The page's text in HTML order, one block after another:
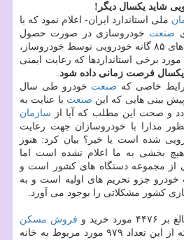
ملی استاندارد ایران- اعلام نمود كه با
صنعت خودروسازی در صورت حصول
اطمینان از رعایت استانداردهای ۸۵ گانه خودرویی توسط خودروساز،
برخی استانداردها كه رعایت ایمنی
یكسال فرصت زمانی داده شود
خاصی كه صنعت خودرو طی سال
بینی هایی كه این صنعت با عنایت به
و صحت این مطلب كه آیا از سازمان
مدارا با خودروسازان جهت رعایت
۸۵ گانه خودرویی شده است یا خیر؟ بیان كرد: هنوز
بخشی به ما اعلام نشده است اما
از مجموعه دستگاه های كشور است و
جزو تحریم های اولیه است و به
كشور مشكلاتی را بوجود می آورد.
فروش مسكن
در شهر تهران انجام شده كه از این تعداد ۹۷۹ مورد مربوط به خانه